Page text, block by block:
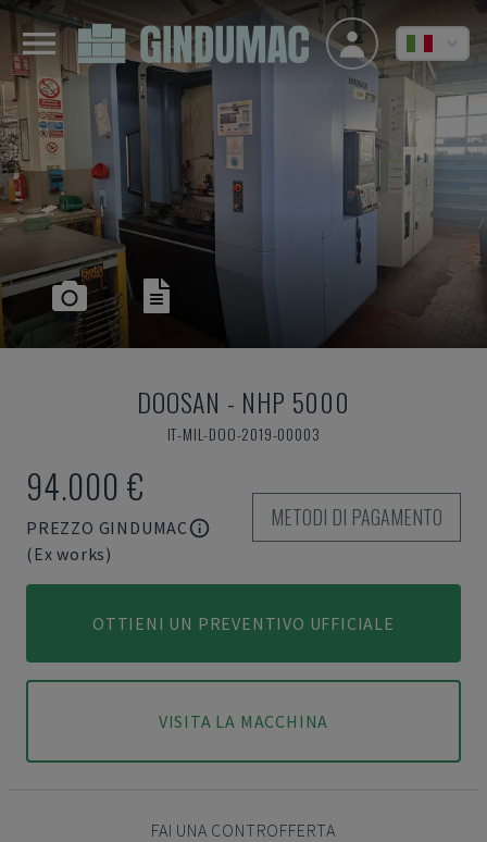
DOOSAN - NHP 5000
IT-MIL-DOO-2019-00003
94.000 €
PREZZO GINDUMAC
(Ex works)
METODI DI PAGAMENTO
OTTIENI UN PREVENTIVO UFFICIALE
VISITA LA MACCHINA
FAI UNA CONTROFFERTA